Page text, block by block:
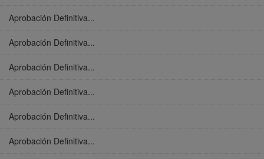
Aprobación Definitiva...
Aprobación Definitiva...
Aprobación Definitiva...
Aprobación Definitiva...
Aprobación Definitiva...
Aprobación Definitiva...